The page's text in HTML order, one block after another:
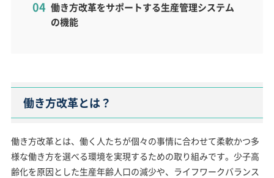
働き方改革をサポートする生産管理システム
の機能
働き方改革とは？
働き方改革とは、働く人たちが個々の事情に合わせて柔軟かつ多
様な働き方を選べる環境を実現するための取り組みです。少子高
齢化を原因とした生産年齢人口の減少や、ライフワークバランス